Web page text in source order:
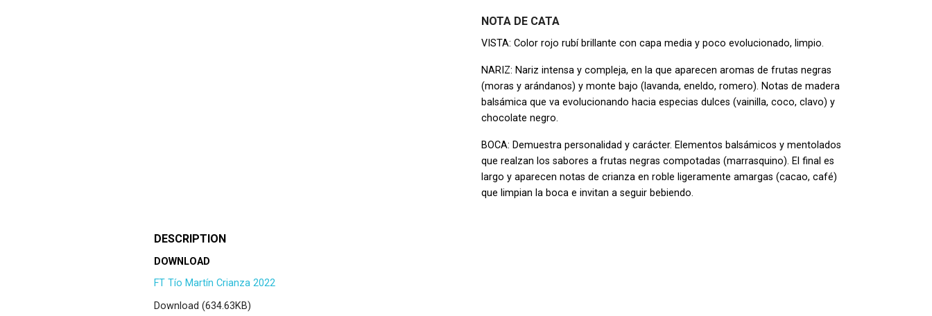
NOTA DE CATA
VISTA: Color rojo rubí brillante con capa media y poco evolucionado, limpio.
NARIZ: Nariz intensa y compleja, en la que aparecen aromas de frutas negras
(moras y arándanos) y monte bajo (lavanda, eneldo, romero). Notas de madera
balsámica que va evolucionando hacia especias dulces (vainilla, coco, clavo) y
chocolate negro.
BOCA: Demuestra personalidad y carácter. Elementos balsámicos y mentolados
que realzan los sabores a frutas negras compotadas (marrasquino). El final es
largo y aparecen notas de crianza en roble ligeramente amargas (cacao, café)
que limpian la boca e invitan a seguir bebiendo.
DESCRIPTION
DOWNLOAD
FT Tío Martín Crianza 2022
Download (634.63KB)